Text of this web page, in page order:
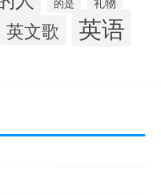
英文歌 英语